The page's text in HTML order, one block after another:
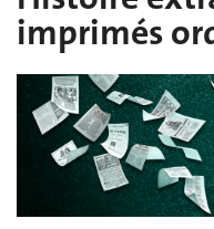
imprimés